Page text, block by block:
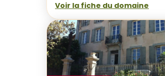
Voir la fiche du domaine